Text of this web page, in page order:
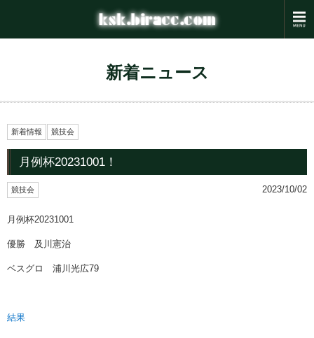
新着ニュース
新着情報 競技会
月例杯20231001！
競技会 2023/10/02
月例杯20231001
優勝 及川憲治
ベスグロ 浦川光広79
結果